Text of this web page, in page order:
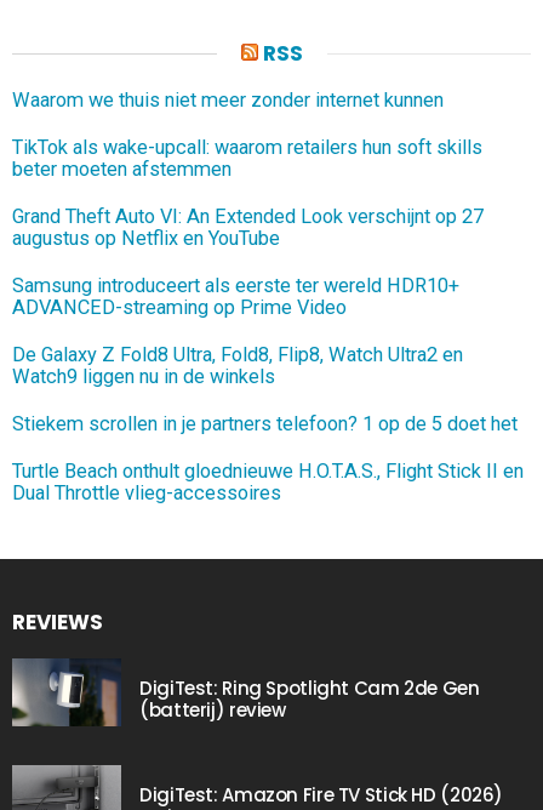
RSS
Waarom we thuis niet meer zonder internet kunnen
TikTok als wake-upcall: waarom retailers hun soft skills
beter moeten afstemmen
Grand Theft Auto VI: An Extended Look verschijnt op 27
augustus op Netflix en YouTube
Samsung introduceert als eerste ter wereld HDR10+
ADVANCED-streaming op Prime Video
De Galaxy Z Fold8 Ultra, Fold8, Flip8, Watch Ultra2 en
Watch9 liggen nu in de winkels
Stiekem scrollen in je partners telefoon? 1 op de 5 doet het
Turtle Beach onthult gloednieuwe H.O.T.A.S., Flight Stick II en
Dual Throttle vlieg-accessoires
REVIEWS
DigiTest: Ring Spotlight Cam 2de Gen
(batterij) review
DigiTest: Amazon Fire TV Stick HD (2026)